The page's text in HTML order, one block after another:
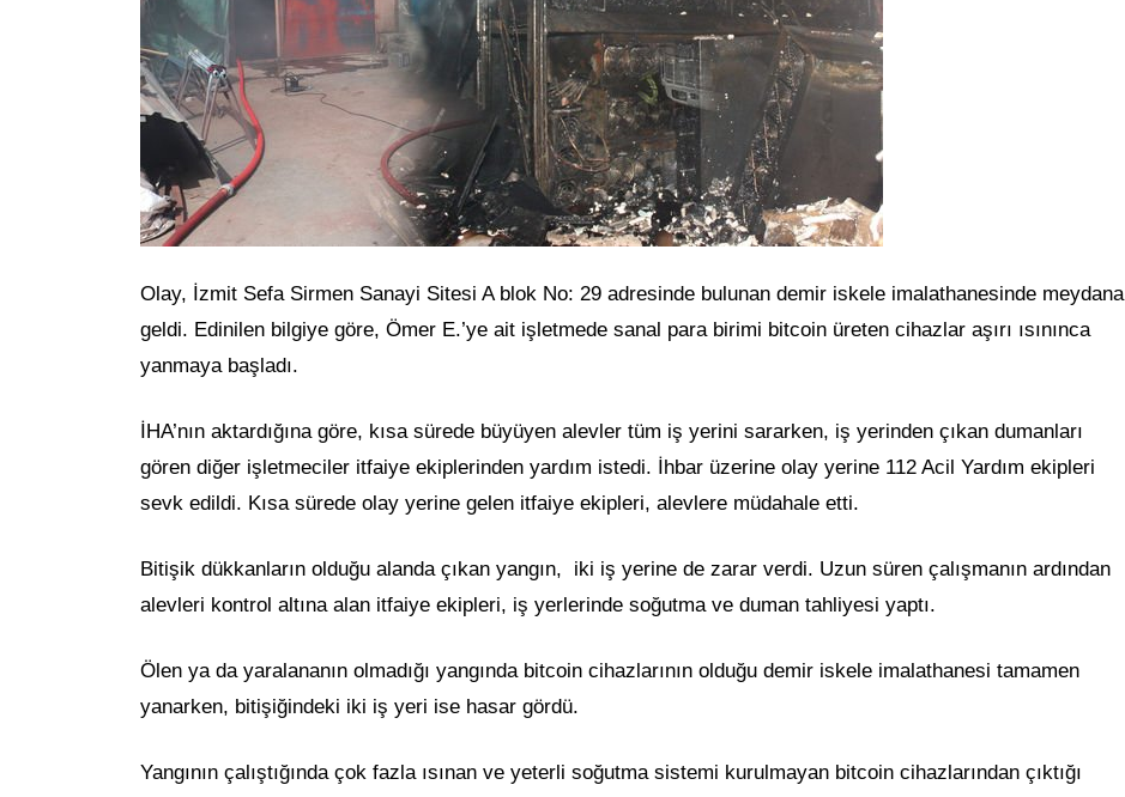
Olay, İzmit Sefa Sirmen Sanayi Sitesi A blok No: 29 adresinde bulunan demir iskele imalathanesinde meydana
geldi. Edinilen bilgiye göre, Ömer E.’ye ait işletmede sanal para birimi bitcoin üreten cihazlar aşırı ısınınca
yanmaya başladı.
İHA’nın aktardığına göre, kısa sürede büyüyen alevler tüm iş yerini sararken, iş yerinden çıkan dumanları
gören diğer işletmeciler itfaiye ekiplerinden yardım istedi. İhbar üzerine olay yerine 112 Acil Yardım ekipleri
sevk edildi. Kısa sürede olay yerine gelen itfaiye ekipleri, alevlere müdahale etti.
Bitişik dükkanların olduğu alanda çıkan yangın, iki iş yerine de zarar verdi. Uzun süren çalışmanın ardından
alevleri kontrol altına alan itfaiye ekipleri, iş yerlerinde soğutma ve duman tahliyesi yaptı.
Ölen ya da yaralananın olmadığı yangında bitcoin cihazlarının olduğu demir iskele imalathanesi tamamen
yanarken, bitişiğindeki iki iş yeri ise hasar gördü.
Yangının çalıştığında çok fazla ısınan ve yeterli soğutma sistemi kurulmayan bitcoin cihazlarından çıktığı